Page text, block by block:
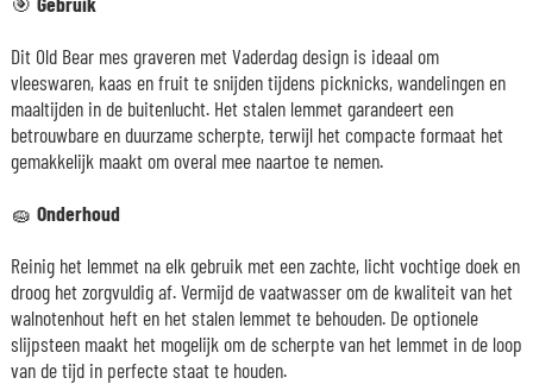
Dit Old Bear mes graveren met Vaderdag design is ideaal om
vleeswaren, kaas en fruit te snijden tijdens picknicks, wandelingen en
maaltijden in de buitenlucht. Het stalen lemmet garandeert een
betrouwbare en duurzame scherpte, terwijl het compacte formaat het
gemakkelijk maakt om overal mee naartoe te nemen.
🧽 Onderhoud
Reinig het lemmet na elk gebruik met een zachte, licht vochtige doek en
droog het zorgvuldig af. Vermijd de vaatwasser om de kwaliteit van het
walnotenhout heft en het stalen lemmet te behouden. De optionele
slijpsteen maakt het mogelijk om de scherpte van het lemmet in de loop
van de tijd in perfecte staat te houden.